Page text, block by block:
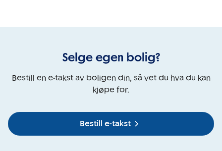
Selge egen bolig?
Bestill en e-takst av boligen din, så vet du hva du kan
kjøpe for.
Bestill e-takst